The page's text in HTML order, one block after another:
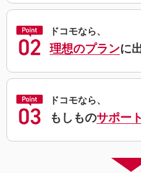
ドコモなら、
理想のプランに
ドコモなら、
もしものサポー